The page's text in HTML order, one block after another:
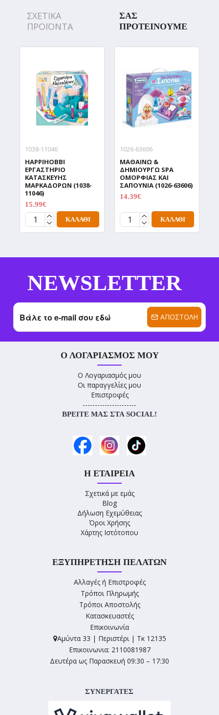
ΣΧΕΤΙΚΑ
ΠΡΟΪΟΝΤΑ
ΣΑΣ
ΠΡΟΤΕΙΝΟΥΜΕ
1038-11046
HAPPIHOBBI
ΕΡΓΑΣΤΗΡΙΟ
ΚΑΤΑΣΚΕΥΗΣ
ΜΑΡΚΑΔΟΡΩΝ (1038-
11046)
15.99€
ΚΑΛΆΘΙ
1026-63606
ΜΑΘΑΙΝΩ &
ΔΗΜΙΟYΡΓΩ SPA
ΟΜΟΡΦΙΑΣ ΚΑΙ
ΣΑΠΟΥΝΙΑ (1026-63606)
14.39€
ΚΑΛΆΘΙ
NEWSLETTER
ΑΠΟΣΤΟΛΉ
Ο ΛΟΓΑΡΙΑΣΜΌΣ ΜΟΥ
Ο Λογαριασμός μου
Οι παραγγελίες μου
Επιστροφές
----------------------
ΒΡΕΊΤΕ ΜΑΣ ΣΤΑ SOCIAL!
Η ΕΤΑΙΡΕΊΑ
Σχετικά με εμάς
Blog
Δήλωση Εχεμύθειας
Όροι Χρήσης
Χάρτης Ιστότοπου
ΕΞΥΠΗΡΈΤΗΣΗ ΠΕΛΑΤΏΝ
Αλλαγές ή Επιστροφές
Τρόποι Πληρωμής
Τρόποι Αποστολής
Κατασκευαστές
Επικοινωνία
Αμύντα 33 | Περιστέρι | Τκ 12135
Επικοινωνια: 2110081987
Δευτέρα ως Παρασκευή 09:30 – 17:30
ΣΥΝΕΡΓΑΤΕΣ